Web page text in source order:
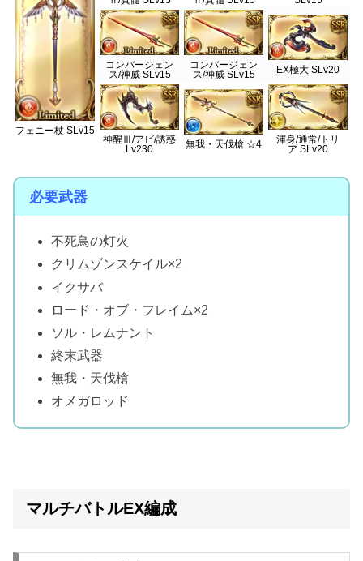
フェニー杖 SLv15
コンバージェン
ス/神威 SLv15
コンバージェン
ス/神威 SLv15
EX極大 SLv20
神醒Ⅲ/アビ/誘惑
Lv230
無我・天伐槍 ☆4
渾身/通常/トリ
ア SLv20
必要武器
不死鳥の灯火
クリムゾンスケイル×2
イクサバ
ロード・オブ・フレイム×2
ソル・レムナント
終末武器
無我・天伐槍
オメガロッド
マルチバトルEX編成